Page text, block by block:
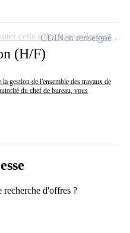
(H/F)
gestion de l'ensemble des travaux de
du chef de bureau, vous
CDINon renseigné
cette offre à ma sélection
recherche d'offres ?